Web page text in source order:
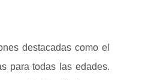
destacadas como el
para todas las edades.